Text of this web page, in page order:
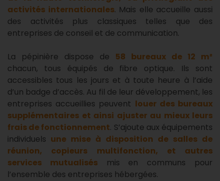
activités internationales. Mais elle accueille aussi
des activités plus classiques telles que des
entreprises de conseil et de communication.
La pépinière dispose de 58 bureaux de 12 m²
chacun, tous équipés de fibre optique. Ils sont
accessibles tous les jours et à toute heure à l’aide
d’un badge d’accès. Au fil de leur développement, les
entreprises accueillies peuvent louer des bureaux
supplémentaires et ainsi ajuster au mieux leurs
frais de fonctionnement. S’ajoute aux équipements
individuels une mise à disposition de salles de
réunion, copieurs multifonction, et autres
services mutualisésmis en communs pour
l’ensemble des entreprises hébergées.